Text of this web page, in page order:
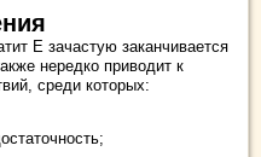
Е зачастую заканчивается
нередко приводит к
среди которых: